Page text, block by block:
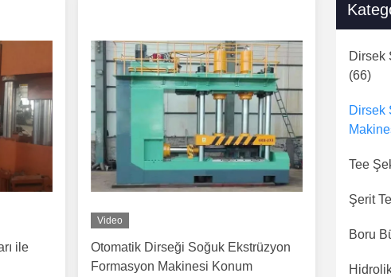
ile
Video
Otomatik Dirseği Soğuk Ekstrüzyon
Formasyon Makinesi Konum
Dirsek
(66)
Dirsek
Tee
Şerit
Boru